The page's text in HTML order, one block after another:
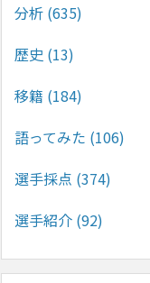
分析 (635)
歴史 (13)
移籍 (184)
語ってみた (106)
選手採点 (374)
選手紹介 (92)